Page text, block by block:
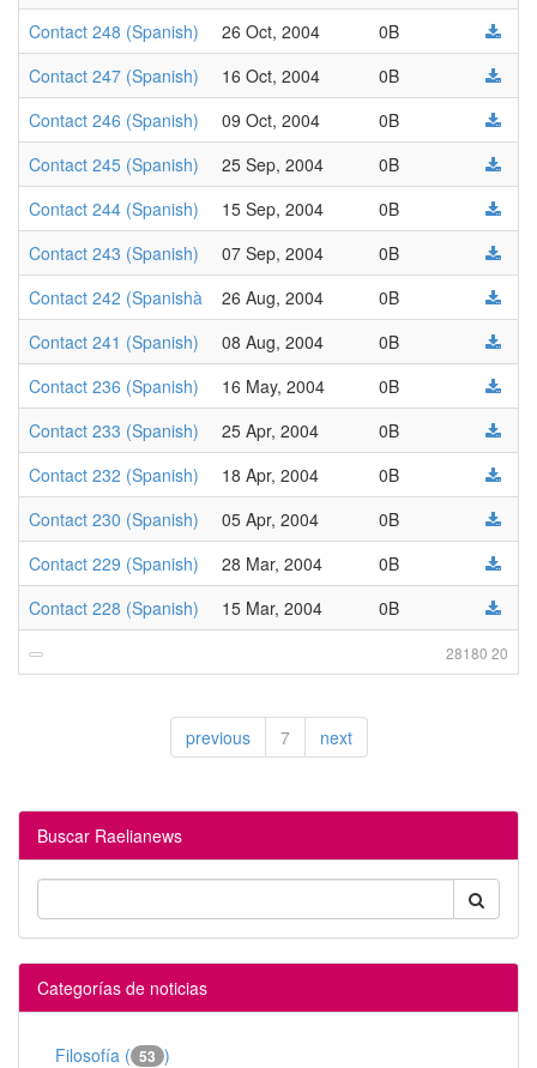
Contact 248 (Spanish)
26 Oct, 2004
0B
Contact 247 (Spanish)
16 Oct, 2004
0B
Contact 246 (Spanish)
09 Oct, 2004
0B
Contact 245 (Spanish)
25 Sep, 2004
0B
Contact 244 (Spanish)
15 Sep, 2004
0B
Contact 243 (Spanish)
07 Sep, 2004
0B
Contact 242 (Spanishà
26 Aug, 2004
0B
Contact 241 (Spanish)
08 Aug, 2004
0B
Contact 236 (Spanish)
16 May, 2004
0B
Contact 233 (Spanish)
25 Apr, 2004
0B
Contact 232 (Spanish)
18 Apr, 2004
0B
Contact 230 (Spanish)
05 Apr, 2004
0B
Contact 229 (Spanish)
28 Mar, 2004
0B
Contact 228 (Spanish)
15 Mar, 2004 0B
28180 20
previous 7 next
Buscar Raelianews
Categorías de noticias
Filosofía ( 53 )